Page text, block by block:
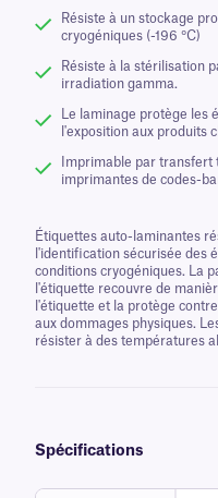
Résiste à un stockage
cryogéniques (-196 °C)
Résiste à la stérilisation
irradiation gamma.
Le laminage protège les
l'exposition aux produits
Imprimable par transfert
imprimantes de codes-
Étiquettes auto-laminantes
l'identification sécurisée des
conditions cryogéniques. La
l'étiquette recouvre de
l'étiquette et la protège
aux dommages physiques.
résister à des températures
Spécifications